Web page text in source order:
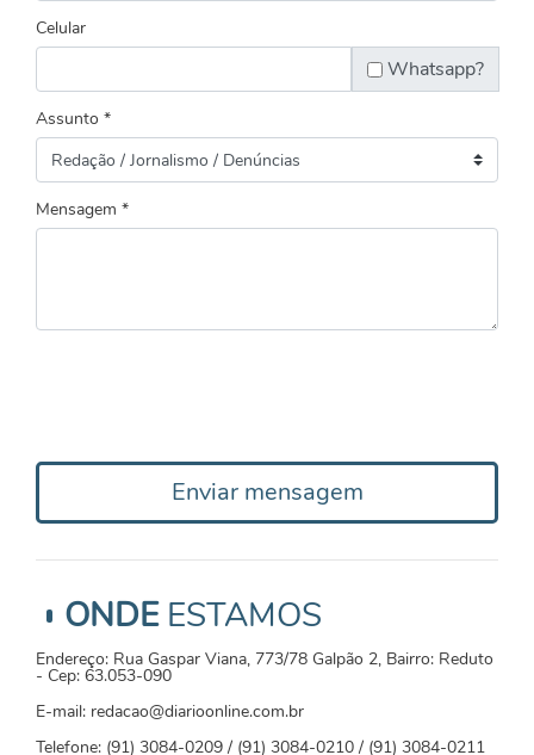
Celular
Whatsapp?
Assunto *
Mensagem *
Enviar mensagem
ONDE ESTAMOS
Endereço: Rua Gaspar Viana, 773/78 Galpão 2, Bairro: Reduto
- Cep: 63.053-090
E-mail: redacao@diarioonline.com.br
Telefone: (91) 3084-0209 / (91) 3084-0210 / (91) 3084-0211